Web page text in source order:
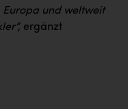
und weltweit
ergänzt